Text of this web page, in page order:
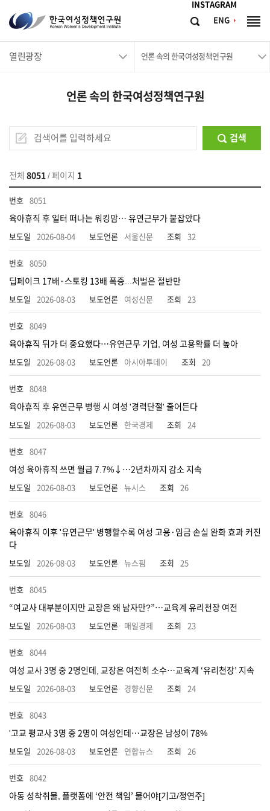
INSTAGRAM
ENG
한
국
여
구
원
Korean
Women's
Development
Institute
검
체
열린광장 언론 속의 한국여성정책연구원
언론 속의 한국여성정책연구원
검색
전체 8051 / 페이지 1
8051
육아휴직 후 일터 떠나는 워킹맘… 유연근무가 붙잡았다
2026-08-04 서울신문 32
8050
딥페이크 17배·스토킹 13배 폭증...처벌은 절반만
2026-08-03 여성신문 23
8049
육아휴직 뒤가 더 중요했다…유연근무 기업, 여성 고용확률 더 높아
2026-08-03 아시아투데이 20
8048
육아휴직 후 유연근무 병행 시 여성 '경력단절' 줄어든다
2026-08-03 한국경제 24
8047
여성 육아휴직 쓰면 월급 7.7%↓…2년차까지 감소 지속
2026-08-03 뉴시스 26
8046
육아휴직 이후 '유연근무' 병행할수록 여성 고용·임금 손실 완화 효과 커진
다
2026-08-03 뉴스핌 25
8045
“여교사 대부분이지만 교장은 왜 남자만?”…교육계 유리천장 여전
2026-08-03 매일경제 23
8044
여성 교사 3명 중 2명인데, 교장은 여전히 소수…교육계 ‘유리천장’ 지속
2026-08-03 경향신문 24
8043
'고교 평교사 3명 중 2명이 여성인데…교장은 남성이 78%
2026-08-03 연합뉴스 26
8042
아동 성착취물, 플랫폼에 ‘안전 책임’ 물어야[기고/정연주]